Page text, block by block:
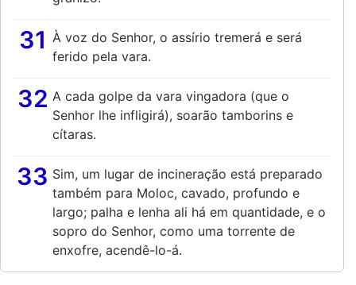
31 À voz do Senhor, o assírio tremerá e será
ferido pela vara.
32 A cada golpe da vara vingadora (que o
Senhor lhe infligirá), soarão tamborins e
cítaras.
33 Sim, um lugar de incineração está preparado
também para Moloc, cavado, profundo e
largo; palha e lenha ali há em quantidade, e o
sopro do Senhor, como uma torrente de
enxofre, acendê-lo-á.